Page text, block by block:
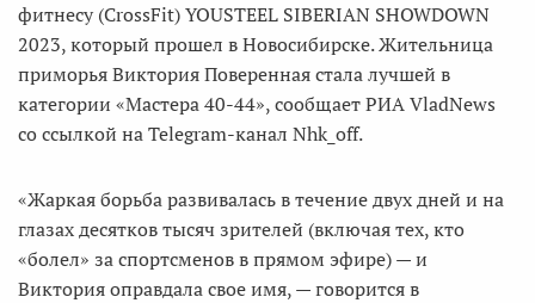
фитнесу (CrossFit) YOUSTEEL SIBERIAN SHOWDOWN
2023, который прошел в Новосибирске. Жительница
приморья Виктория Поверенная стала лучшей в
категории «Мастера 40-44», сообщает РИА VladNews
со ссылкой на Telegram-канал Nhk_off.
«Жаркая борьба развивалась в течение двух дней и на
глазах десятков тысяч зрителей (включая тех, кто
«болел» за спортсменов в прямом эфире) — и
Виктория оправдала свое имя, — говорится в